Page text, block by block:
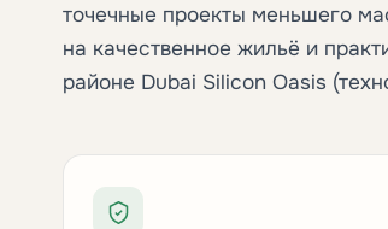
точечные проекты меньшего
на качественное жильё и
районе Dubai Silicon Oasis